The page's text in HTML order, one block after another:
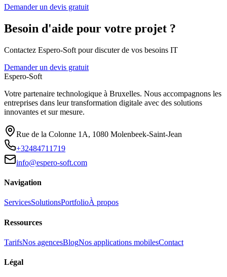
Demander un devis gratuit
Besoin d'aide pour votre projet ?
Contactez Espero-Soft pour discuter de vos besoins IT
Demander un devis gratuit
Espero-Soft
Votre partenaire technologique à Bruxelles. Nous accompagnons les
entreprises dans leur transformation digitale avec des solutions
innovantes et sur mesure.
Rue de la Colonne 1A, 1080 Molenbeek-Saint-Jean
+32484711719
info@espero-soft.com
Navigation
ServicesSolutionsPortfolioÀ propos
Ressources
TarifsNos agencesBlogNos applications mobilesContact
Légal